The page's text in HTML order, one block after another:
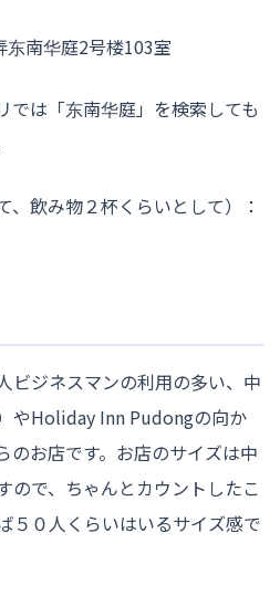
南华庭2号楼103室
は「东南华庭」を検索しても
、飲み物２杯くらいとして）：
ビジネスマンの利用の多い、中
やHoliday Inn Pudongの向か
のお店です。お店のサイズは中
ので、ちゃんとカウントしたこ
５０人くらいはいるサイズ感で